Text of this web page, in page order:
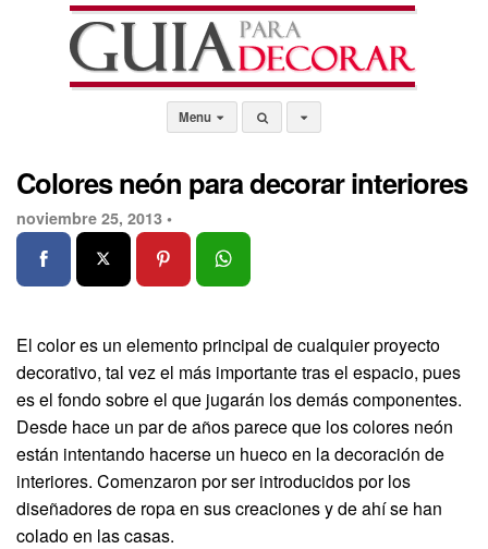
Menu
Colores neón para decorar interiores
noviembre 25, 2013 •
El color es un elemento principal de cualquier proyecto
decorativo, tal vez el más importante tras el espacio, pues
es el fondo sobre el que jugarán los demás componentes.
Desde hace un par de años parece que los colores neón
están intentando hacerse un hueco en la decoración de
interiores. Comenzaron por ser introducidos por los
diseñadores de ropa en sus creaciones y de ahí se han
colado en las casas.